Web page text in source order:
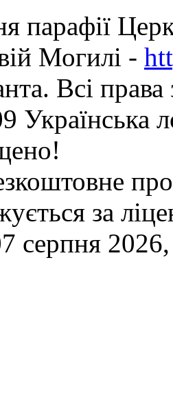
парафії
Могилі -
Всі
Українська
за
серпня